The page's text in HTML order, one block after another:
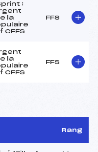
:
la
CFFS
FFS
la
CFFS
FFS
Rang